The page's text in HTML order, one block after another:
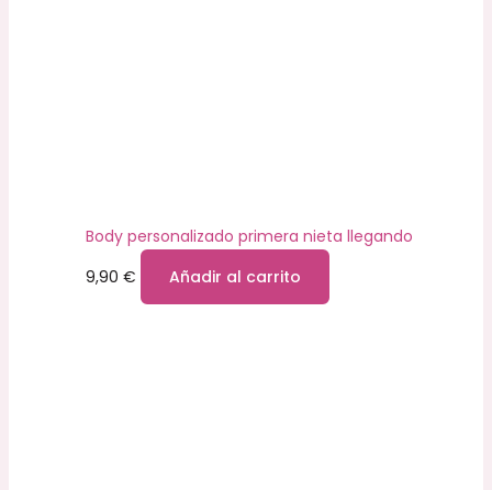
Body personalizado primera nieta llegando
9,90 € Añadir al carrito